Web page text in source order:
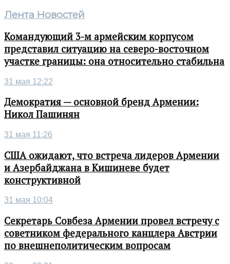
Лента Новостей
Командующий 3-м армейским корпусом
представил ситуацию на северо-восточном
участке границы: она относительно стабильна
31 мая 12:22
Демократия — основной бренд Армении:
Никол Пашинян
31 мая 11:26
США ожидают, что встреча лидеров Армении
и Азербайджана в Кишиневе будет
конструктивной
31 мая 10:04
Секретарь Совбеза Армении провел встречу с
советником федерального канцлера Австрии
по внешнеполитическим вопросам